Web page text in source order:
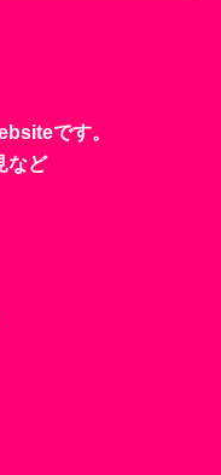
です。
など